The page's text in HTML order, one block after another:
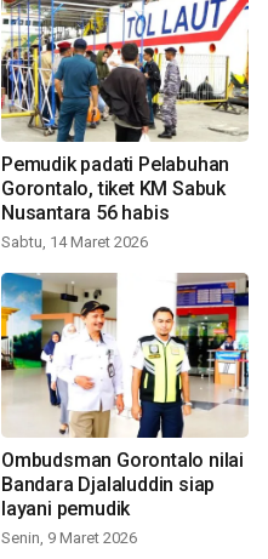
Pemudik padati Pelabuhan
Gorontalo, tiket KM Sabuk
Nusantara 56 habis
Sabtu, 14 Maret 2026
Ombudsman Gorontalo nilai
Bandara Djalaluddin siap
layani pemudik
Senin, 9 Maret 2026